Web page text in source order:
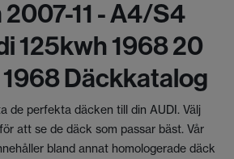
2007-11 - A4/s4
125kwh 1968 20
Däckkatalog
de perfekta däcken till din AUDI. Välj
att se de däck som passar bäst. Vår
bland annat homologerade däck